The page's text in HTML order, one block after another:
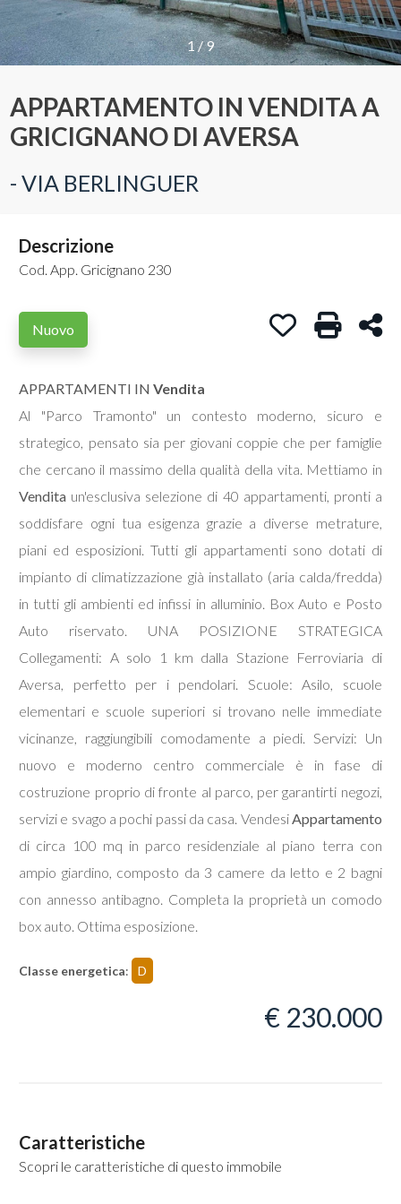
1 / 9
APPARTAMENTO IN VENDITA A
GRICIGNANO DI AVERSA
- VIA BERLINGUER
Descrizione
Cod. App. Gricignano 230
Nuovo Stampa:
Preferiti: Cod.
APPARTAMENTI INVendita
Al "Parco Tramonto" un contesto moderno, sicuro e
strategico, pensato sia per giovani coppie che per famiglie
che cercano il massimo della qualità della vita. Mettiamo in
Vendita un'esclusiva selezione di 40 appartamenti, pronti a
soddisfare ogni tua esigenza grazie a diverse metrature,
piani ed esposizioni. Tutti gli appartamenti sono dotati di
impianto di climatizzazione già installato (aria calda/fredda)
in tutti gli ambienti ed infissi in alluminio. Box Auto e Posto
Auto riservato. UNA POSIZIONE STRATEGICA
Collegamenti: A solo 1 km dalla Stazione Ferroviaria di
Aversa, perfetto per i pendolari. Scuole: Asilo, scuole
elementari e scuole superiori si trovano nelle immediate
vicinanze, raggiungibili comodamente a piedi. Servizi: Un
nuovo e moderno centro commerciale è in fase di
costruzione proprio di fronte al parco, per garantirti negozi,
servizi e svago a pochi passi da casa. VendesiAppartamento
di circa 100 mq in parco residenziale al piano terra con
ampio giardino, composto da 3 camere da letto e 2 bagni
con annesso antibagno. Completa la proprietà un comodo
box auto. Ottima esposizione.
Classe energetica: D
€ 230.000
Caratteristiche
Scopri le caratteristiche di questo immobile
Provincia
Comune
Tipologia
-
Qualsiasi
Residenziali
Commerciali
Terreni
Totale
Locali
3